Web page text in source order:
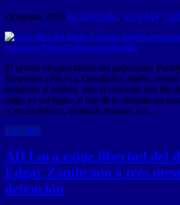
28 agosto, 2019 ECONOMÍA, EL PAÍS,
El primer vicepresidente del gobernante
Venezuela (PSUV), Diosdado Cabello, afirmó
fortalecer al bolívar, ante el creciente uso del
pago, es «obligar» al uso de la moneda
o, en su defecto, acudir al trueque. En …
Leer Mas
AD Lara exige libertad del
Edgar Zambrano a tres
detención